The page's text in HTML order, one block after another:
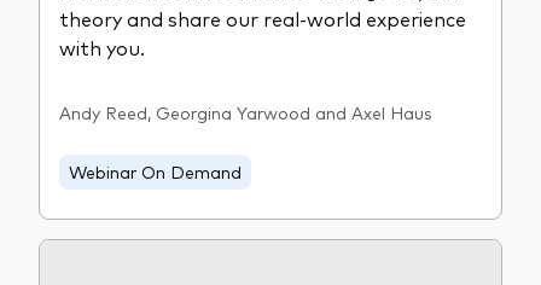
theory and share our real-world experience
with you.
Andy Reed, Georgina Yarwood and Axel Haus
Webinar On Demand